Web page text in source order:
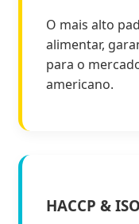
O mais alto
alimentar,
para o
americano.
HACCP & ISO